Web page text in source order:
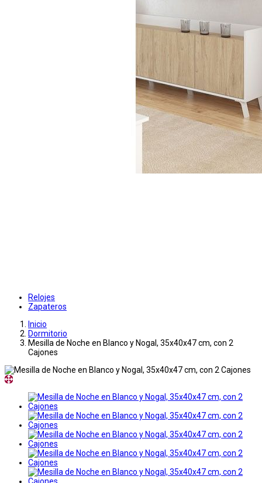
Relojes
Zapateros
Inicio
Dormitorio
Mesilla de Noche en Blanco y Nogal, 35x40x47 cm, con 2
Cajones